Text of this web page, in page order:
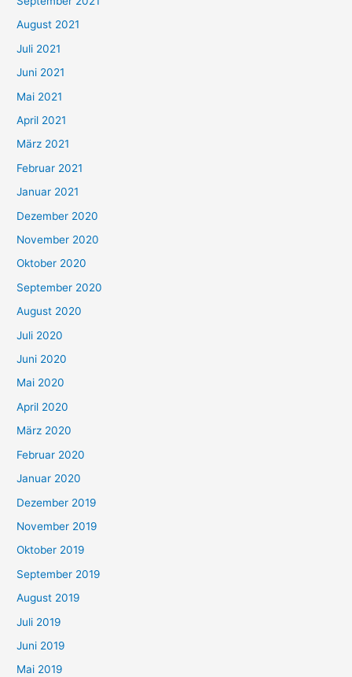
n
n
a
c
h
:
August 2021
Juli 2021
Juni 2021
Mai 2021
April 2021
März 2021
Februar 2021
Januar 2021
Dezember 2020
November 2020
Oktober 2020
September 2020
August 2020
Juli 2020
Juni 2020
Mai 2020
April 2020
März 2020
Februar 2020
Januar 2020
Dezember 2019
November 2019
Oktober 2019
September 2019
August 2019
Juli 2019
Juni 2019
Mai 2019